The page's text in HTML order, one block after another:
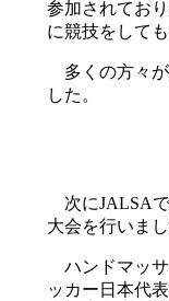
参加されてお
に競技をして
多くの方々が
した。
次にJALSA
大会を行いまし
ハンドマッサ
ッカー日本代